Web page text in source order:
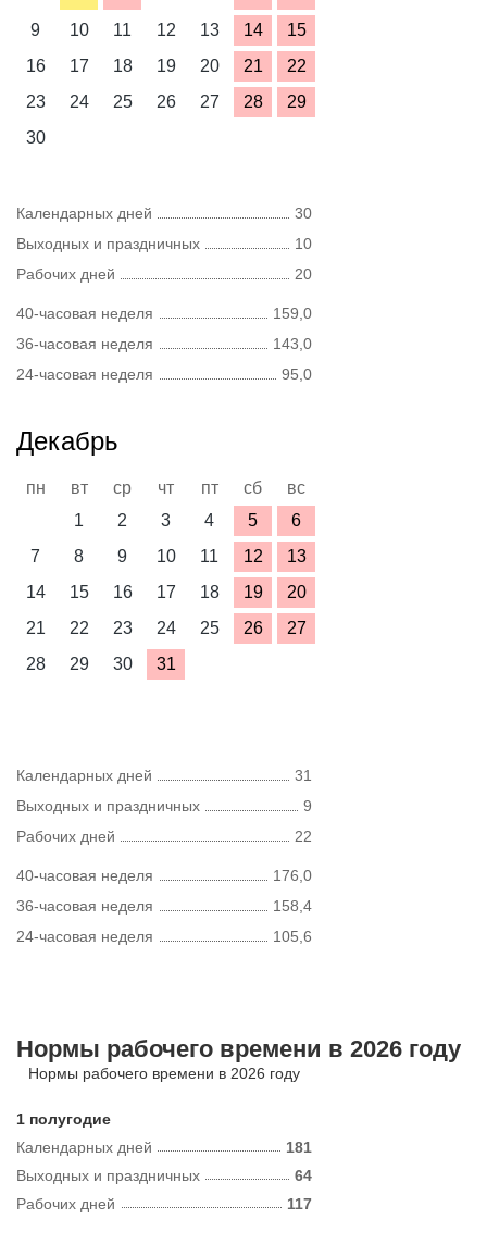
9
10 11 12 13 14
15
16
17 18 19 20 21
22
23
24 25 26 27 28
29
30
Календарных дней
30
Выходных и праздничных
10
Рабочих дней
20
40-часовая неделя
159,0
36-часовая неделя
143,0
24-часовая неделя
95,0
Декабрь
пн вт ср чт пт сб
вс
1
2 3 4 5
6
7
8 9 10 11 12
13
14
15 16 17 18 19
20
21
22 23 24 25 26
27
28
29 30 31
Календарных дней
31
Выходных и праздничных
9
Рабочих дней
22
40-часовая неделя
176,0
36-часовая неделя
158,4
24-часовая неделя
105,6
Нормы рабочего времени в 2026 году
Нормы рабочего времени в 2026 году
1 полугодие
Календарных дней
181
Рабочих дней 117
Выходных и праздничных 64